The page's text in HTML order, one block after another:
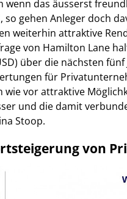
wenn das äusserst
so gehen Anleger doch
weiterhin attraktive
von Hamilton Lane
über die nächsten
für
wie vor attraktive
und die damit
Stoop.
von